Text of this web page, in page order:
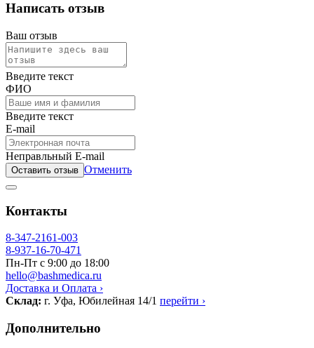
Написать отзыв
Ваш отзыв
Введите текст
ФИО
Введите текст
E-mail
Неправльный E-mail
Оставить отзыв Отменить
Контакты
8-347-2161-003
8-937-16-70-471
Пн-Пт с 9:00 до 18:00
hello@bashmedica.ru
Доставка и Оплата ›
Склад: г. Уфа, Юбилейная 14/1 перейти ›
Дополнительно